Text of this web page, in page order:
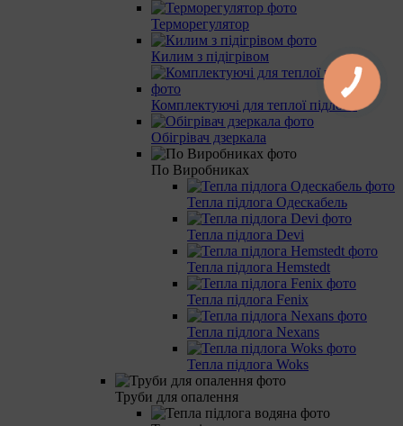
Терморегулятор
Килим з підігрівом
Комплектуючі для теплої підлоги
Обігрівач дзеркала
По Виробниках
Тепла підлога Одескабель
Тепла підлога Devi
Тепла підлога Hemstedt
Тепла підлога Fenix
Тепла підлога Nexans
Тепла підлога Woks
Труби для опалення